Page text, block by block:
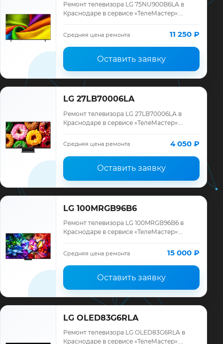
Ремонт телевизора LG 75NU900B6LA в
Краснодаре в сервисе «ТелеМастер»:
запчасти и гарантия до 12 месяцев.
Средняя цена ремонта 11 250 ₽
Оставить заявку
LG 27LB70006LA
Ремонт телевизора LG 27LB70006LA в
Краснодаре в сервисе «ТелеМастер»:
запчасти и гарантия до 12 месяцев.
Средняя цена ремонта 4 050 ₽
Оставить заявку
LG 100MRGB96B6
Ремонт телевизора LG 100MRGB96B6 в
Краснодаре в сервисе «ТелеМастер»:
запчасти и гарантия до 12 месяцев.
Средняя цена ремонта 15 000 ₽
Оставить заявку
LG OLED83G6RLA
Ремонт телевизора LG OLED83G6RLA в
Краснодаре в сервисе «ТелеМастер»: